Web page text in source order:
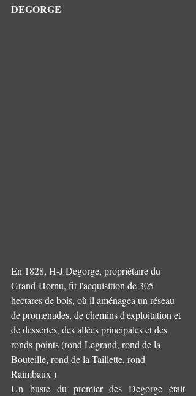
DEGORGE
En 1828, H-J Degorge, propriétaire du
Grand-Hornu, fit l'acquisition de 305
hectares de bois, où il aménagea un réseau
de promenades, de chemins d'exploitation et
de dessertes, des allées principales et des
ronds-points (rond Legrand, rond de la
Bouteille, rond de la Taillette, rond
Raimbaux )
Un buste du premier des Degorge était